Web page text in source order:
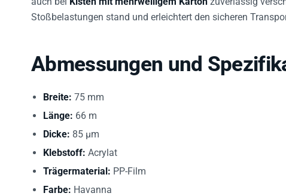
Stoßbelastungen stand und erleichtert den sicheren
Abmessungen und
Breite: 75 mm
Länge: 66 m
Dicke: 85 µm
Klebstoff: Acrylat
Trägermaterial: PP-Film
Farbe: Havanna